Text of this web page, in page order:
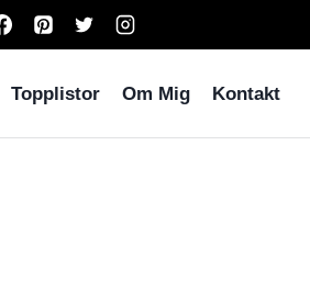
Topplistor Om Mig Kontakt